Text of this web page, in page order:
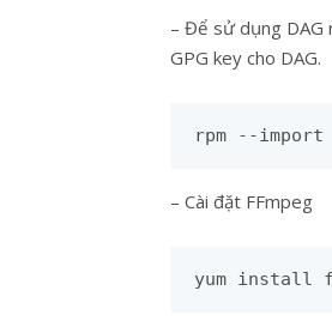
– Để sử dụng DAG
GPG key cho DAG.
rpm --import
– Cài đặt FFmpeg
yum install